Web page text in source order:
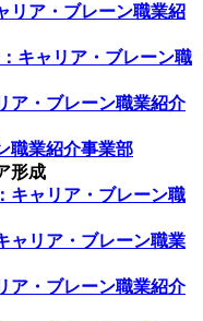
リア・ブレーン職業紹
キャリア・ブレーン職
ア・ブレーン職業紹介
職業紹介事業部
形成
キャリア・ブレーン職
ャリア・ブレーン職業
ア・ブレーン職業紹介